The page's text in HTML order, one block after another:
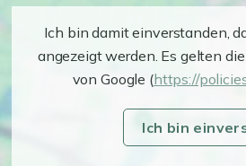
Ich bin damit einverstanden,
angezeigt werden. Es gelten
von Google (https://
Ich bin